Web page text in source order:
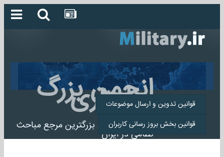
انجمن بزرگ
میلیتاری
انجمن میلیتاری بزرگترین مرجع مباحث
نظامی در ایران
قوانین تدوین و ارسال موضوعات
قوانین بخش بروز رسانی کاربران